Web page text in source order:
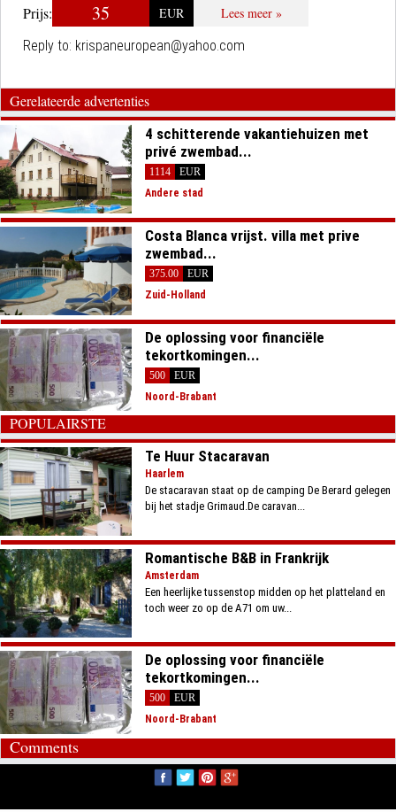
Prijs: 35 EUR
Lees meer »
Reply to: krispaneuropean@yahoo.com
Gerelateerde advertenties
4 schitterende vakantiehuizen met
privé zwembad...
1114
EUR
Andere stad
Costa Blanca vrijst. villa met prive
zwembad...
375.00
EUR
Zuid-Holland
De oplossing voor financiële
tekortkomingen...
500
EUR
Noord-Brabant
POPULAIRSTE
Te Huur Stacaravan
Haarlem
De stacaravan staat op de camping De Berard gelegen
bij het stadje Grimaud.De caravan...
Romantische B&B in Frankrijk
Amsterdam
Een heerlijke tussenstop midden op het platteland en
toch weer zo op de A71 om uw...
De oplossing voor financiële
tekortkomingen...
500
EUR
Noord-Brabant
Comments